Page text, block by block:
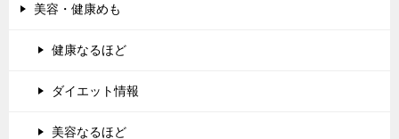
美容・健康めも
健康なるほど
ダイエット情報
美容なるほど